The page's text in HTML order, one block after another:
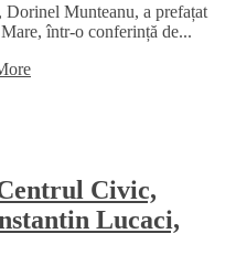
Munteanu, a prefațat
într-o conferință de...
Civic,
Lucaci,